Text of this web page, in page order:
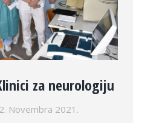
za neurologiju
Novembra 2021.